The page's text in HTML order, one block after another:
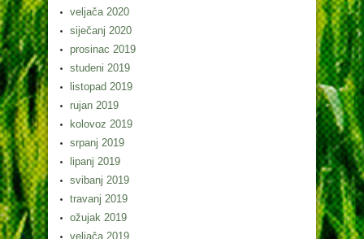
veljača 2020
siječanj 2020
prosinac 2019
studeni 2019
listopad 2019
rujan 2019
kolovoz 2019
srpanj 2019
lipanj 2019
svibanj 2019
travanj 2019
ožujak 2019
veljača 2019